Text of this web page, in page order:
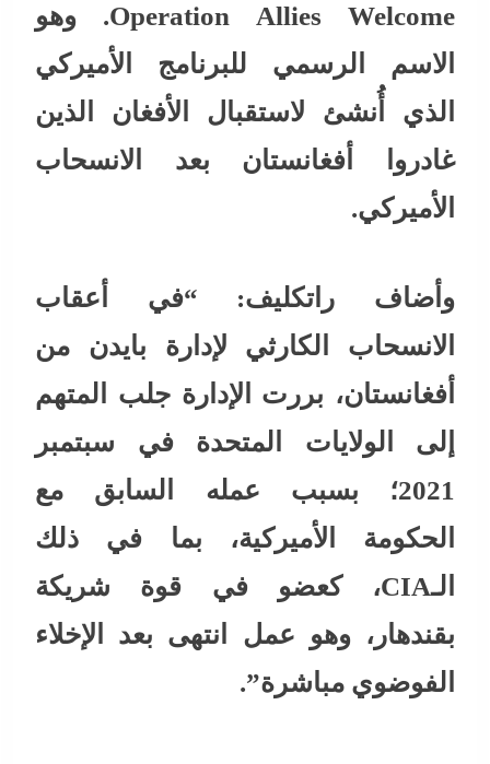
Operation Allies Welcome. وهو
الاسم الرسمي للبرنامج الأميركي
الذي أُنشئ لاستقبال الأفغان الذين
غادروا أفغانستان بعد الانسحاب
الأميركي.
وأضاف راتكليف: “في أعقاب
الانسحاب الكارثي لإدارة بايدن من
أفغانستان، بررت الإدارة جلب المتهم
إلى الولايات المتحدة في سبتمبر
2021؛ بسبب عمله السابق مع
الحكومة الأميركية، بما في ذلك
الـCIA، كعضو في قوة شريكة
بقندهار، وهو عمل انتهى بعد الإخلاء
الفوضوي مباشرة”.